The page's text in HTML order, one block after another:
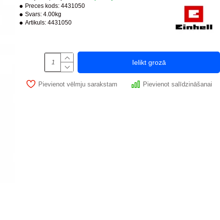
Preces kods: 4431050
Svars: 4.00kg
Artikuls: 4431050
Ielikt grozā
Pievienot vēlmju sarakstam Pievienot salīdzināšanai